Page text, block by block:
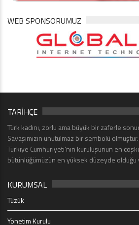
WEB SPONSORUMUZ
TARİHÇE
Türk kadını, zorlu ama büyük bir zaferle
Savaşımızın unutulmaz bir sembolü
Türkiye Cumhuriyeti’nin kuruluşunun en
bütünlüğümüzün en yüksek düzeyde olduğu
KURUMSAL
Tüzük
Yönetim Kurulu